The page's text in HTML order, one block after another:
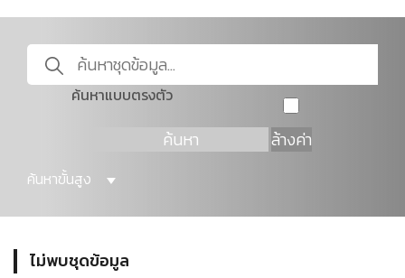
ค้นหาแบบตรงตัว
ค้นหา ล้างค่า
ค้นหาขั้นสูง
ไม่พบชุดข้อมูล